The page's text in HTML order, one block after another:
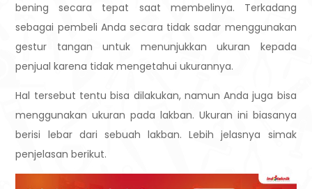
bening secara tepat saat membelinya. Terkadang
sebagai pembeli Anda secara tidak sadar menggunakan
gestur tangan untuk menunjukkan ukuran kepada
penjual karena tidak mengetahui ukurannya.
Hal tersebut tentu bisa dilakukan, namun Anda juga bisa
menggunakan ukuran pada lakban. Ukuran ini biasanya
berisi lebar dari sebuah lakban. Lebih jelasnya simak
penjelasan berikut.